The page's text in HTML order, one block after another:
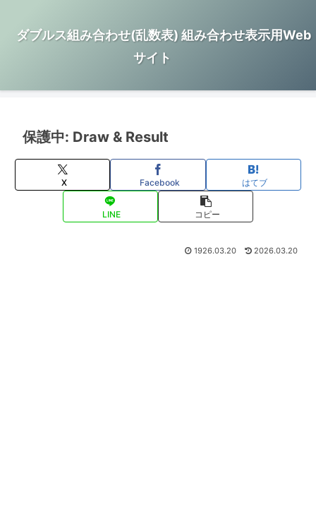
ダブルス組み合わせ(乱数表) 組み合わせ表示用Web
サイト
保護中: Draw & Result
X Facebook はてブ
LINE コピー
1926.03.20 2026.03.20